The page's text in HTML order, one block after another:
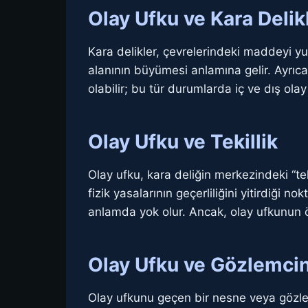
Olay Ufku ve Kara
Kara delikler, çevrelerindeki maddeyi
alanının büyümesi anlamına gelir.
olabilir; bu tür durumlarda iç ve dış olay
Olay Ufku ve Tekillik
Olay ufku, kara deliğin merkezindeki
fizik yasalarının geçerliliğini yitirdiği
anlamda yok olur. Ancak, olay
Olay Ufku ve
Olay ufkunu geçen bir nesne veya